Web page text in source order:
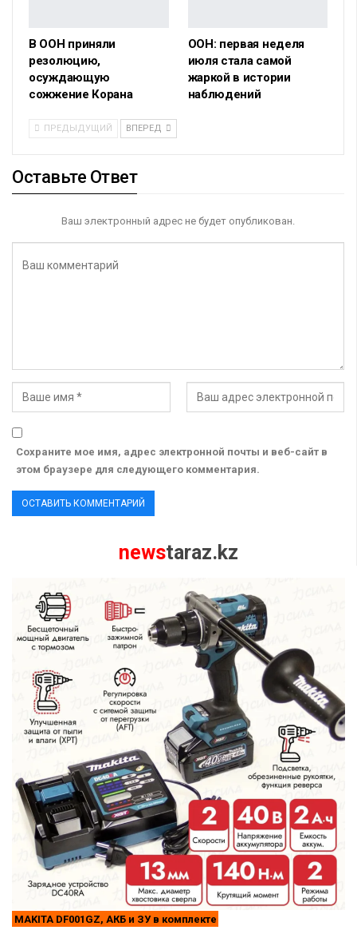
В ООН приняли
резолюцию,
осуждающую
сожжение Корана
ООН: первая неделя
июля стала самой
жаркой в истории
наблюдений
ПРЕДЫДУЩИЙ ВПЕРЕД
Оставьте Ответ
Ваш электронный адрес не будет опубликован.
Сохраните мое имя, адрес электронной почты и веб-сайт в
этом браузере для следующего комментария.
newstaraz.kz
MAKITA DF001GZ, АКБ и ЗУ в комплекте